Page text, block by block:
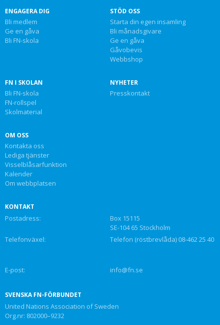
ENGAGERA DIG
Bli medlem
Ge en gåva
Bli FN-skola
STÖD OSS
Starta din egen insamling
Bli månadsgivare
Ge en gåva
Gåvobevis
Webbshop
FN I SKOLAN
Bli FN-skola
FN-rollspel
Skolmaterial
NYHETER
Presskontakt
OM OSS
Kontakta oss
Lediga tjänster
Visselblåsarfunktion
Kalender
Om webbplatsen
KONTAKT
Postadress:
Box 15115
SE-104 65 Stockholm
Telefonväxel:
Telefon (röstbrevlåda) 08-462 25 40
E-post: info@fn.se
SVENSKA FN-FÖRBUNDET
United Nations Association of Sweden
Org.nr: 802000–9232